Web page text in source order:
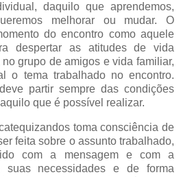
daquilo que aprendemos,
melhorar ou mudar. O
do encontro como aquele
despertar as atitudes de vida
grupo de amigos e vida familiar,
o tema trabalhado no encontro.
partir sempre das condições
que é possível realizar.
toma consciência de
feita sobre o assunto trabalhado,
com a mensagem e com a
suas necessidades e de forma